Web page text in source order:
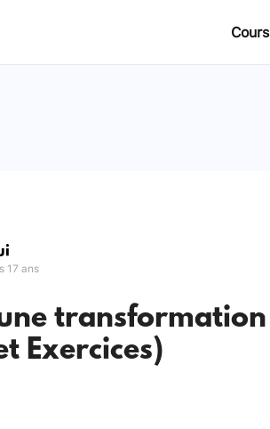
Cours
17 ans
transformation
Exercices)